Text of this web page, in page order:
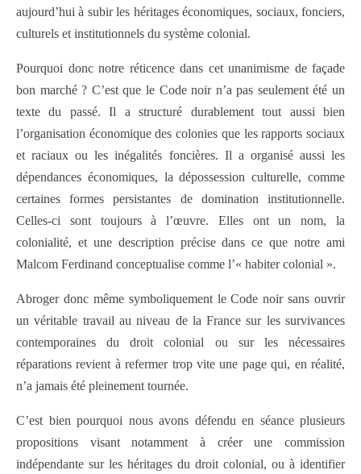
aujourd’hui à subir les héritages économiques, sociaux, fonciers,
culturels et institutionnels du système colonial.
Pourquoi donc notre réticence dans cet unanimisme de façade
bon marché ? C’est que le Code noir n’a pas seulement été un
texte du passé. Il a structuré durablement tout aussi bien
l’organisation économique des colonies que les rapports sociaux
et raciaux ou les inégalités foncières. Il a organisé aussi les
dépendances économiques, la dépossession culturelle, comme
certaines formes persistantes de domination institutionnelle.
Celles-ci sont toujours à l’œuvre. Elles ont un nom, la
colonialité, et une description précise dans ce que notre ami
Malcom Ferdinand conceptualise comme l’« habiter colonial ».
Abroger donc même symboliquement le Code noir sans ouvrir
un véritable travail au niveau de la France sur les survivances
contemporaines du droit colonial ou sur les nécessaires
réparations revient à refermer trop vite une page qui, en réalité,
n’a jamais été pleinement tournée.
C’est bien pourquoi nous avons défendu en séance plusieurs
propositions visant notamment à créer une commission
indépendante sur les héritages du droit colonial, ou à identifier